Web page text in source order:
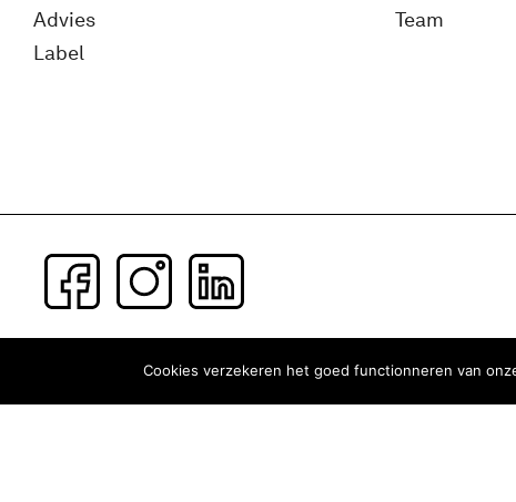
Advies
Label
Team
Subscribe to our newsletter
Cookies verzekeren het goed functionneren van